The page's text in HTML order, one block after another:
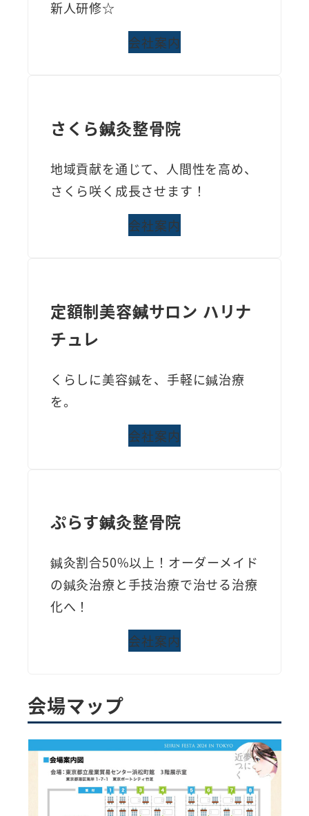
新人研修☆
会社案内
さくら鍼灸整骨院
地域貢献を通じて、人間性を高め、
さくら咲く成長させます！
会社案内
定額制美容鍼サロン ハリナ
チュレ
くらしに美容鍼を、手軽に鍼治療
を。
会社案内
ぷらす鍼灸整骨院
鍼灸割合50%以上！オーダーメイド
の鍼灸治療と手技治療で治せる治療
化へ！
会社案内
会場マップ